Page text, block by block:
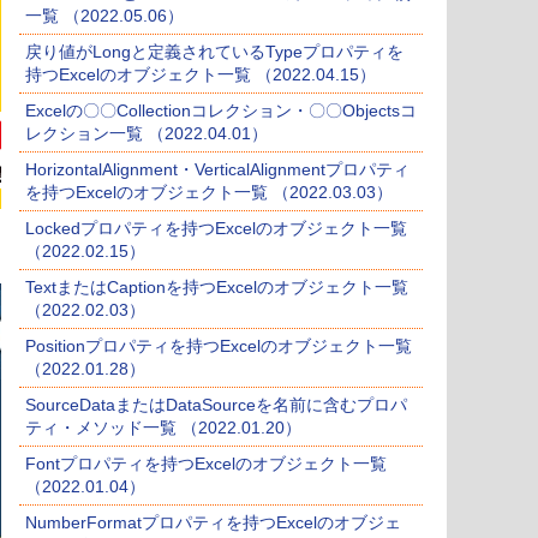
一覧 （2022.05.06）
戻り値がLongと定義されているTypeプロパティを
持つExcelのオブジェクト一覧 （2022.04.15）
Excelの〇〇Collectionコレクション・〇〇Objectsコ
レクション一覧 （2022.04.01）
HorizontalAlignment・VerticalAlignmentプロパティ
を持つExcelのオブジェクト一覧 （2022.03.03）
Lockedプロパティを持つExcelのオブジェクト一覧
（2022.02.15）
TextまたはCaptionを持つExcelのオブジェクト一覧
（2022.02.03）
Positionプロパティを持つExcelのオブジェクト一覧
（2022.01.28）
SourceDataまたはDataSourceを名前に含むプロパ
ティ・メソッド一覧 （2022.01.20）
Fontプロパティを持つExcelのオブジェクト一覧
（2022.01.04）
NumberFormatプロパティを持つExcelのオブジェ